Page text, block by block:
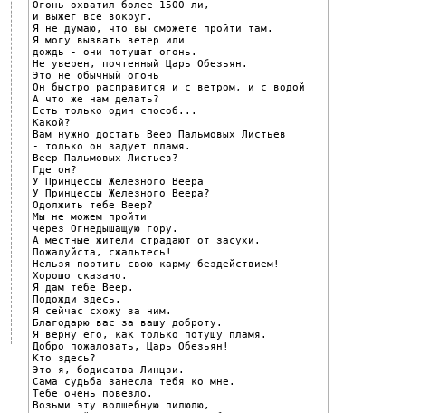
Огонь охватил более 1500 ли,
и выжег все вокруг.
Я не думаю, что вы сможете пройти там.
Я могу вызвать ветер или
дождь - они потушат огонь.
Не уверен, почтенный Царь Обезьян.
Это не обычный огонь
Он быстро расправится и с ветром, и с водой
А что же нам делать?
Есть только один способ...
Какой?
Вам нужно достать Веер Пальмовых Листьев
- только он задует пламя.
Веер Пальмовых Листьев?
Где он?
У Принцессы Железного Веера
У Принцессы Железного Веера?
Одолжить тебе Веер?
Мы не можем пройти
через Огнедышащую гору.
А местные жители страдают от засухи.
Пожалуйста, сжальтесь!
Нельзя портить свою карму бездействием!
Хорошо сказано.
Я дам тебе Веер.
Подожди здесь.
Я сейчас схожу за ним.
Благодарю вас за вашу доброту.
Я верну его, как только потушу пламя.
Добро пожаловать, Царь Обезьян!
Кто здесь?
Это я, бодисатва Линцзи.
Сама судьба занесла тебя ко мне.
Тебе очень повезло.
Возьми эту волшебную пилюлю,